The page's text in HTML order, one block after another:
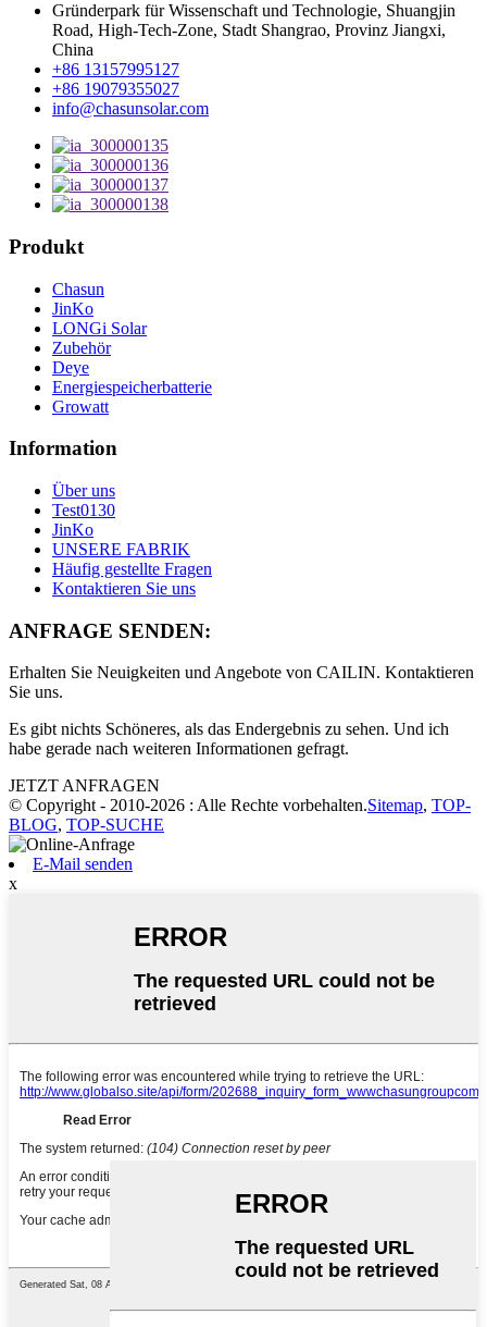
Gründerpark für Wissenschaft und Technologie, Shuangjin
Road, High-Tech-Zone, Stadt Shangrao, Provinz Jiangxi,
China
+86 13157995127
+86 19079355027
info@chasunsolar.com
Produkt
Chasun
JinKo
LONGi Solar
Zubehör
Deye
Energiespeicherbatterie
Growatt
Information
Über uns
Test0130
JinKo
UNSERE FABRIK
Häufig gestellte Fragen
Kontaktieren Sie uns
ANFRAGE SENDEN:
Erhalten Sie Neuigkeiten und Angebote von CAILIN. Kontaktieren
Sie uns.
Es gibt nichts Schöneres, als das Endergebnis zu sehen. Und ich
habe gerade nach weiteren Informationen gefragt.
JETZT ANFRAGEN
© Copyright - 2010-2026 : Alle Rechte vorbehalten.Sitemap, TOP-
BLOG, TOP-SUCHE
E-Mail senden
x